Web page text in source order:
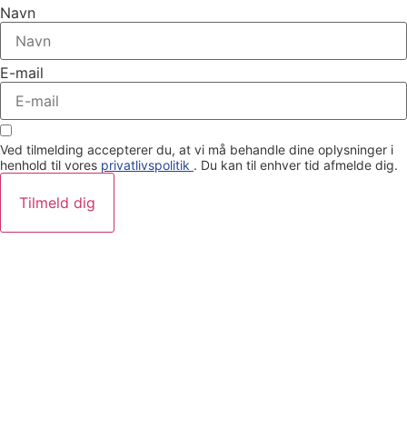
Navn
E-mail
Ved tilmelding accepterer du, at vi må behandle dine oplysninger i
henhold til vores privatlivspolitik . Du kan til enhver tid afmelde dig.
Tilmeld dig